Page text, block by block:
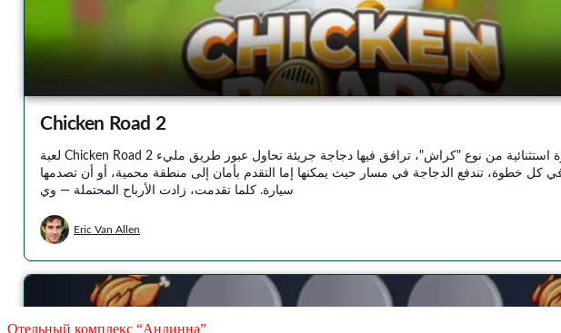
Отельный комплекс “Андинна”